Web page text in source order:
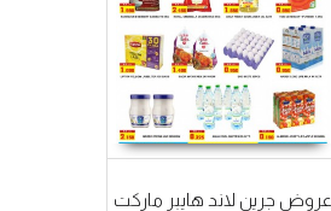
عروض جرين لاند هايبر ماركت